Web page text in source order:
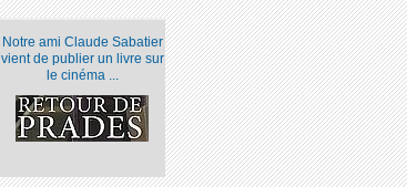
Notre ami Claude Sabatier
vient de publier un livre sur
le cinéma ...